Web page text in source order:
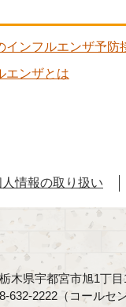
インフルエンザ予防
エンザとは
人情報の取り扱い
木県宇都宮市旭1丁目
632-2222（コールセ